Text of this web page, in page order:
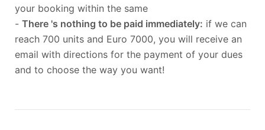
your booking within the same
- There 's nothing to be paid immediately: if we can
reach 700 units and Euro 7000, you will receive an
email with directions for the payment of your dues
and to choose the way you want!